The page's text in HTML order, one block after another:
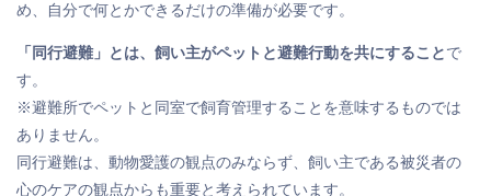
め、自分で何とかできるだけの準備が必要です。
「同行避難」とは、飼い主がペットと避難行動を共にすること で
す。
※避難所でペットと同室で飼育管理することを意味するものでは
ありません。
同行避難は、動物愛護の観点のみならず、飼い主である被災者の
心のケアの観点からも重要と考えられています。